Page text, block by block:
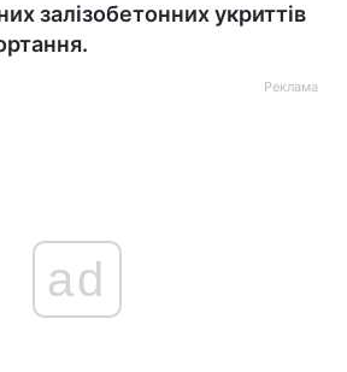
залізобетонних укриттів
Реклама
ad